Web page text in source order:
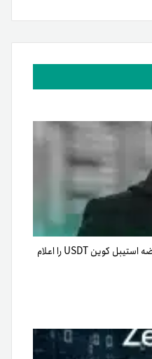
آردوینو هدف اصلی شرکت تتر از عرضه استیبل کوین USDT را اعلام